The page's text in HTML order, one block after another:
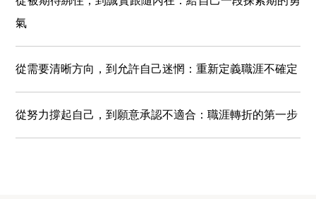
氣
從需要清晰方向，到允許自己迷惘：重新定義職涯不確定
從努力撐起自己，到願意承認不適合：職涯轉折的第一步